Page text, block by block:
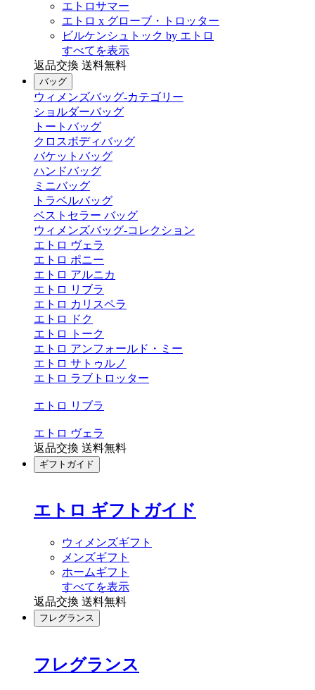
エトロサマー
エトロ x グローブ・トロッター
ビルケンシュトック by エトロ
すべてを表示
返品交換 送料無料
バッグ
ウィメンズバッグ-カテゴリー
ショルダーバッグ
トートバッグ
クロスボディバッグ
バケットバッグ
ハンドバッグ
ミニバッグ
トラベルバッグ
ベストセラー バッグ
ウィメンズバッグ-コレクション
エトロ ヴェラ
エトロ ポニー
エトロ アルニカ
エトロ リブラ
エトロ カリスペラ
エトロ ドク
エトロ トーク
エトロ アンフォールド・ミー
エトロ サトゥルノ
エトロ ラブトロッター
エトロ リブラ
エトロ ヴェラ
返品交換 送料無料
ギフトガイド
エトロ ギフトガイド
ウィメンズギフト
メンズギフト
ホームギフト
すべてを表示
返品交換 送料無料
フレグランス
フレグランス